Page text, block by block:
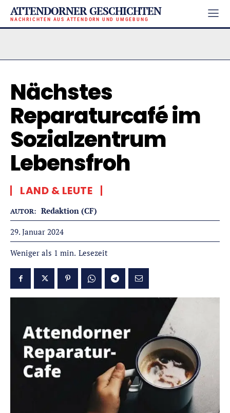
ATTENDORNER GESCHICHTEN
NACHRICHTEN AUS ATTENDORN UND UMGEBUNG
Nächstes
Reparaturcafé im
Sozialzentrum
Lebensfroh
LAND & LEUTE
AUTOR: Redaktion (CF)
29. Januar 2024
Weniger als 1 min. Lesezeit